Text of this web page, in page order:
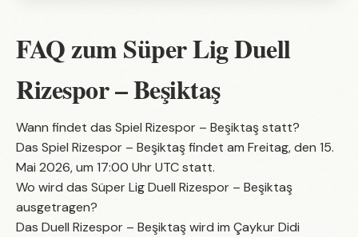
FAQ zum Süper Lig Duell
Rizespor – Beşiktaş
Wann findet das Spiel Rizespor – Beşiktaş statt?
Das Spiel Rizespor – Beşiktaş findet am Freitag, den 15.
Mai 2026, um 17:00 Uhr UTC statt.
Wo wird das Süper Lig Duell Rizespor – Beşiktaş
ausgetragen?
Das Duell Rizespor – Beşiktaş wird im Çaykur Didi